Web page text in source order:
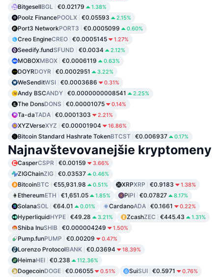
BitgesellBGL €0.02179 1.38%
Poolz FinancePOOLX €0.05593 2.15%
Port3 NetworkPORT3 €0.0005099 0.60%
Creo EngineCREO €0.0005145 1.27%
Seedify.fundSFUND €0.0034 2.12%
MOBOXMBOX €0.0006119 0.63%
DOYRDOYR €0.0002951 3.22%
WeSenditWSI €0.0003686 0.31%
Andy BSCANDY €0.0000000008541 2.25%
The DonsDONS €0.00001075 0.14%
Ta-daTADA €0.0001303 2.21%
XYZVerseXYZ €0.00001904 16.86%
Bitcoin Standard Hashrate TokenBTCST €0.006937 0.17%
Najnavštevovanejšie kryptomeny
CasperCSPR €0.00159 3.66%
ZIGChainZIG €0.03537 0.46%
BitcoinBTC €55,931.98 0.51% XRPXRP €0.9183 1.38%
EthereumETH €1,651.05 1.85% PiPI €0.07827 8.17%
SolanaSOL €64.01 0.01% CardanoADA €0.1661 0.22%
HyperliquidHYPE €49.28 3.21% ZcashZEC €445.43 1.31%
Shiba InuSHIB €0.000004249 1.50%
Pump.funPUMP €0.00209 0.47%
Lorenzo ProtocolBANK €0.03694 18.39%
HeimaHEI €0.238 112.36%
DogecoinDOGE €0.06055 0.51% SuiSUI €0.5971 0.76%